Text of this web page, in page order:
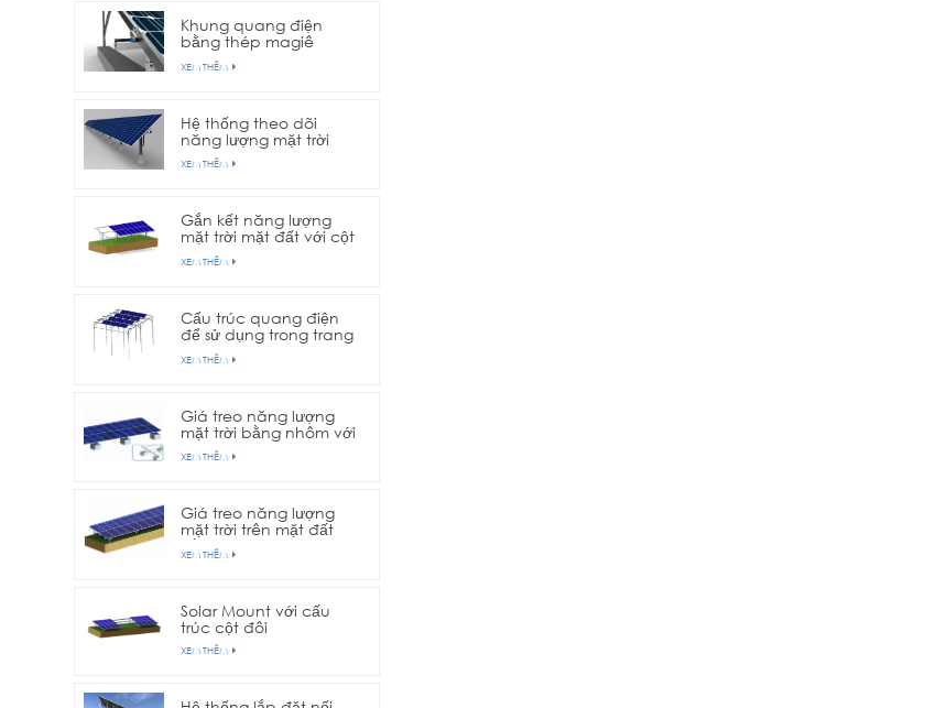
Khung quang điện
bằng thép magiê
nhôm kẽm
XEM THÊM
Hệ thống theo dõi
năng lượng mặt trời
trục đơn hàng
XEM THÊM
Gắn kết năng lượng
mặt trời mặt đất với cột
XEM THÊM
Cấu trúc quang điện
để sử dụng trong trang
trại nông nghiệp
XEM THÊM
Giá treo năng lượng
mặt trời bằng nhôm với
nền bê tông
XEM THÊM
Giá treo năng lượng
mặt trời trên mặt đất
bằng nhôm với nền vít
nối đất
XEM THÊM
Solar Mount với cấu
trúc cột đôi
XEM THÊM